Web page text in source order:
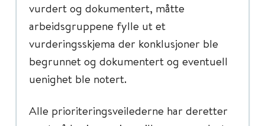
vurdert og dokumentert, måtte
arbeidsgruppene fylle ut et
vurderingsskjema der konklusjoner ble
begrunnet og dokumentert og eventuell
uenighet ble notert.
Alle prioriteringsveilederne har deretter